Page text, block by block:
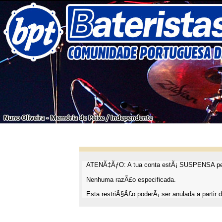
ATENÃ‡ÃƒO: A tua conta estÃ¡ SUSPENSA
Nenhuma razÃ£o especificada.
Esta restriÃ§Ã£o poderÃ¡ ser anulada a partir